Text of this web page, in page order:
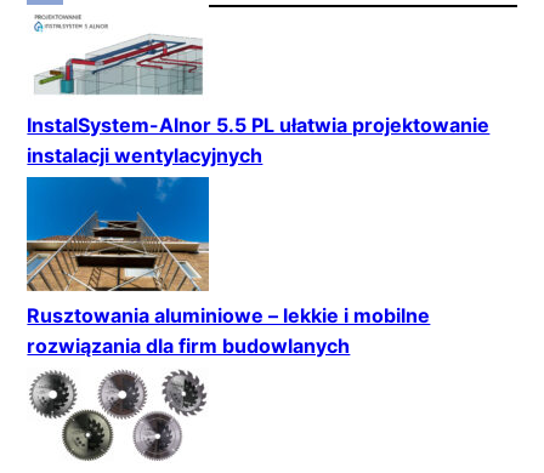
InstalSystem-Alnor 5.5 PL ułatwia projektowanie
instalacji wentylacyjnych
Rusztowania aluminiowe – lekkie i mobilne
rozwiązania dla firm budowlanych